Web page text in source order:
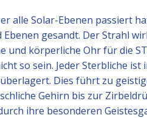
alle Solar-Ebenen passiert
gesandt. Der Strahl
und körperliche Ohr für die
so sein. Jeder Sterbliche
Dies führt zu
Gehirn bis zur
ihre besonderen